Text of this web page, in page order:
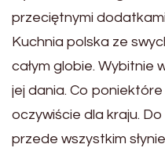
przeciętnymi
Kuchnia polska ze
całym globie. Wybitnie
jej dania. Co
oczywiście dla kraju.
przede wszystkim